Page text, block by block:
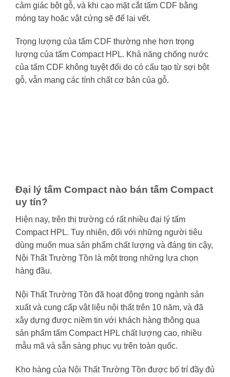
cảm giác bột gỗ, và khi cạo mặt cắt tấm CDF bằng
móng tay hoặc vật cứng sẽ để lại vết.
Trọng lượng của tấm CDF thường nhẹ hơn trọng
lượng của tấm Compact HPL. Khả năng chống nước
của tấm CDF không tuyệt đối do có cấu tạo từ sợi bột
gỗ, vẫn mang các tính chất cơ bản của gỗ.
Đại lý tấm Compact nào bán tấm Compact
uy tín?
Hiện nay, trên thị trường có rất nhiều đại lý tấm
Compact HPL. Tuy nhiên, đối với những người tiêu
dùng muốn mua sản phẩm chất lượng và đáng tin cậy,
Nội Thất Trường Tồn là một trong những lựa chọn
hàng đầu.
Nội Thất Trường Tồn đã hoạt động trong ngành sản
xuất và cung cấp vật liệu nội thất trên 10 năm, và đã
xây dựng được niềm tin với khách hàng thông qua
sản phẩm tấm Compact HPL chất lượng cao, nhiều
mẫu mã và sẵn sàng phục vụ trên toàn quốc.
Kho hàng của Nội Thất Trường Tồn được bố trí đầy đủ